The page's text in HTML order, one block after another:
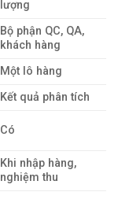
lượng
Bộ phận QC, QA,
khách hàng
Một lô hàng
Kết quả phân tích
Có
Khi nhập hàng,
nghiệm thu